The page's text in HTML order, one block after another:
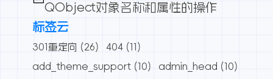
QObject对象名称和属性的操作
标签云
301重定向 (26) 404 (11)
add_theme_support (10) admin_head (10)